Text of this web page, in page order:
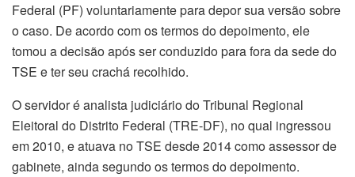
Federal (PF) voluntariamente para depor sua versão sobre
o caso. De acordo com os termos do depoimento, ele
tomou a decisão após ser conduzido para fora da sede do
TSE e ter seu crachá recolhido.
O servidor é analista judiciário do Tribunal Regional
Eleitoral do Distrito Federal (TRE-DF), no qual ingressou
em 2010, e atuava no TSE desde 2014 como assessor de
gabinete, ainda segundo os termos do depoimento.